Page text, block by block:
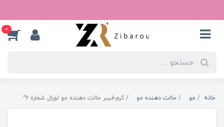
0
خانه مو حالت دهنده مو کرم-فیبر حالت دهنده مو لورال شماره 6^